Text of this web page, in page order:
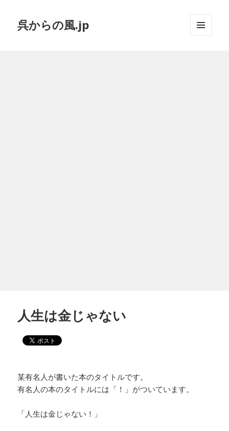
呉からの風.jp
人生は金じゃない
某有名人が書いた本のタイトルです。
有名人の本のタイトルには「！」がついています。
「人生は金じゃない！」